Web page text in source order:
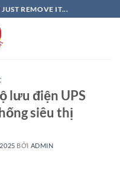
REMOVE IT...
lưu điện UPS
siêu thị
BỞI ADMIN